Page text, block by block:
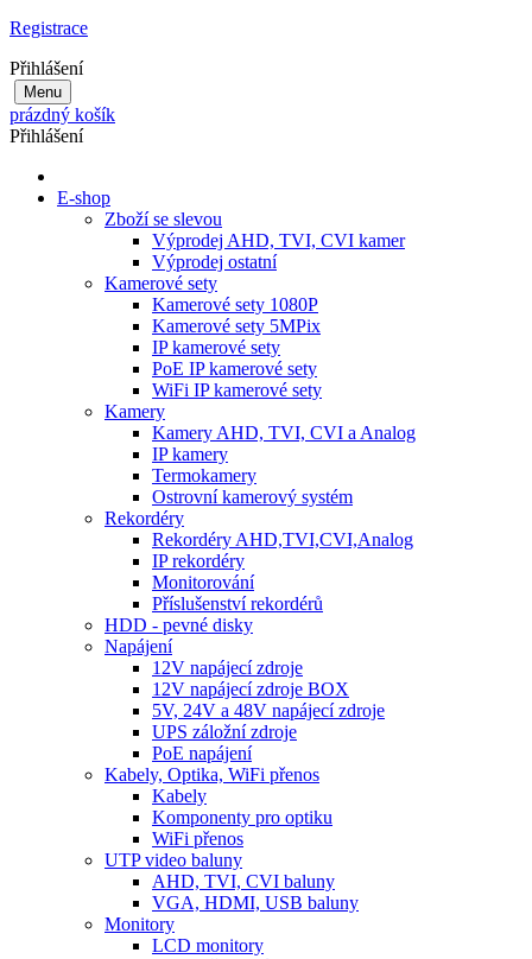
Registrace
Přihlášení
Menu
prázdný košík
Přihlášení
E-shop
Zboží se slevou
Výprodej AHD, TVI, CVI kamer
Výprodej ostatní
Kamerové sety
Kamerové sety 1080P
Kamerové sety 5MPix
IP kamerové sety
PoE IP kamerové sety
WiFi IP kamerové sety
Kamery
Kamery AHD, TVI, CVI a Analog
IP kamery
Termokamery
Ostrovní kamerový systém
Rekordéry
Rekordéry AHD,TVI,CVI,Analog
IP rekordéry
Monitorování
Příslušenství rekordérů
HDD - pevné disky
Napájení
12V napájecí zdroje
12V napájecí zdroje BOX
5V, 24V a 48V napájecí zdroje
UPS záložní zdroje
PoE napájení
Kabely, Optika, WiFi přenos
Kabely
Komponenty pro optiku
WiFi přenos
UTP video baluny
AHD, TVI, CVI baluny
VGA, HDMI, USB baluny
Monitory
LCD monitory